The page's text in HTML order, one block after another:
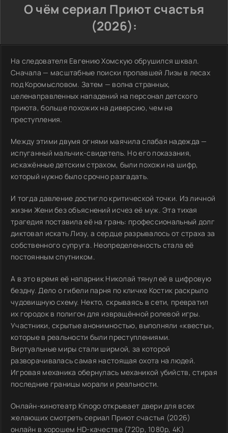
О чём сериал Приют счастья
(2026):
На следователя Евгению Хомскую обрушился шквал.
Сначала — масштабные поиски пропавшей Лизы в лесах
под Коромысловом. Затем — волна странных,
целенаправленных нападений на персонал детского
приюта, больше похожих на диверсию, чем на
преступления.
Между этими двумя огнями маячила слабая надежда —
испуганный мальчик-свидетель. Но его показания,
искажённые детским страхом, были похожи на шифр,
который нужно было срочно разгадать.
И тогда давление достигло критической точки. Из личной
жизни Жени без объяснений исчез её муж. Эта тихая
трагедия поставила её на грань: профессиональный долг
диктовал искать Лизу, а сердце разрывалось от страха за
собственного супруга. Неопределенность стала её
постоянным спутником.
А в это время её напарник Николай тянул её в цифровую
бездну. Дело о гибели парня по кличке Костик раскрыло
чудовищную схему. Некто, скрываясь в сети, превратил
их городок в полигон для извращённой ролевой игры.
Участники, скрытые анонимностью, выполняли «квесты»,
которые в реальности были преступлениями.
Виртуальные миры стали ширмой, за которой
разворачивалась самая настоящая охота на людей.
Игровая механика обернулась механикой убийств, стирая
последние границы морали и реальности.
Онлайн-кинотеатр Kinogo открывает двери для всех
желающих смотреть сериал Приют счастья (2026)
онлайн в хорошем HD-качестве (720p, 1080p, 4K)